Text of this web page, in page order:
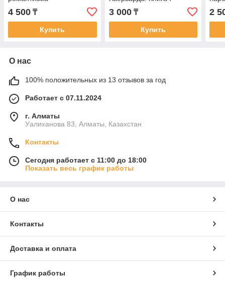
4 500 ₸
Купить
3 000₸
Купить
2
О нас
100% положительных из 13 отзывов за год
Работает с 07.11.2024
г. Алматы
Уалиханова 83, Алматы, Казахстан
Контакты
Сегодня работает с 11:00 до 18:00
Показать весь график работы
О нас
Контакты
Доставка и оплата
График работы